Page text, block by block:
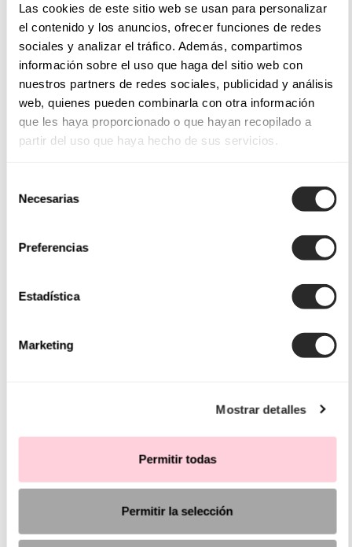
Las cookies de este sitio web se usan para personalizar
el contenido y los anuncios, ofrecer funciones de redes
sociales y analizar el tráfico. Además, compartimos
información sobre el uso que haga del sitio web con
nuestros partners de redes sociales, publicidad y análisis
web, quienes pueden combinarla con otra información
que les haya proporcionado o que hayan recopilado a
partir del uso que haya hecho de sus servicios.
Necesarias
Preferencias
Estadística
Marketing
Mostrar detalles
Permitir todas
Permitir la selección